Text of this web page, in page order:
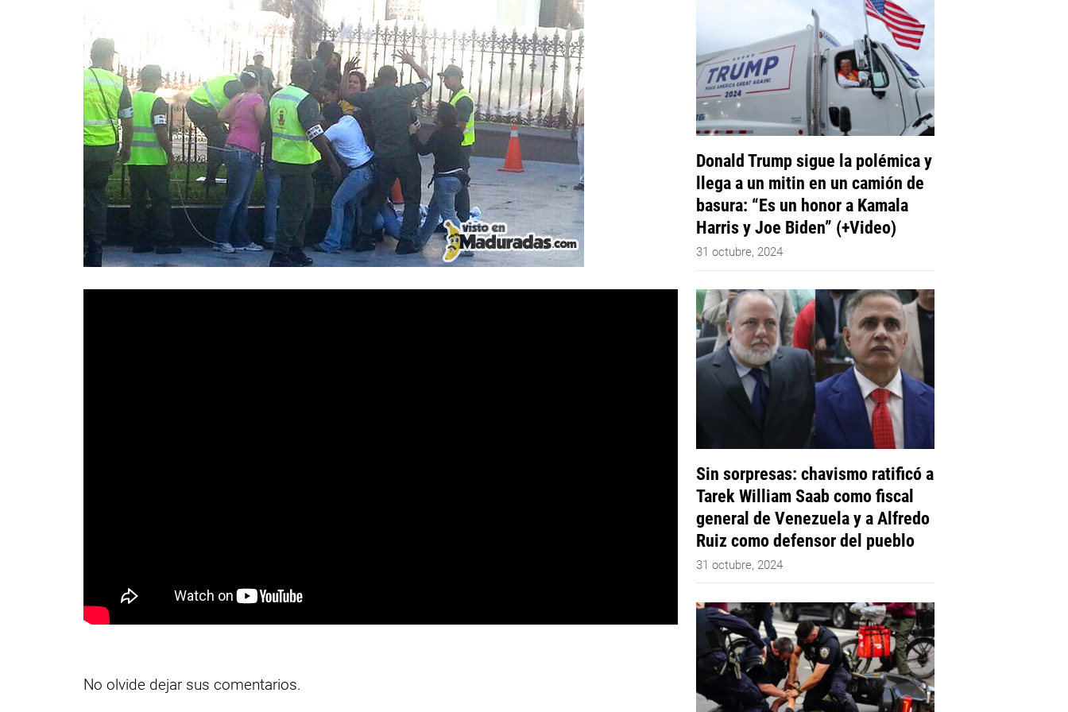
No olvide dejar sus comentarios.
Donald Trump sigue la polémica y
llega a un mitin en un camión de
basura: “Es un honor a Kamala
Harris y Joe Biden” (+Video)
31 octubre, 2024
Sin sorpresas: chavismo ratificó a
Tarek William Saab como fiscal
general de Venezuela y a Alfredo
Ruiz como defensor del pueblo
31 octubre, 2024